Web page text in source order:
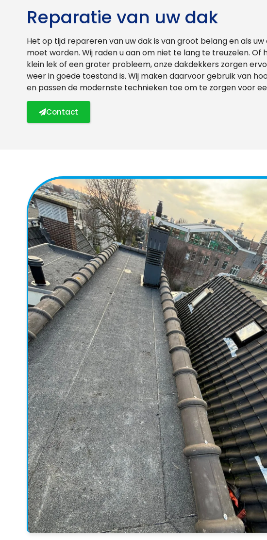
Reparatie van uw dak
Het op tijd repareren van uw dak is van groot belang en als
moet worden. Wij raden u aan om niet te lang te treuzelen. Of
klein lek of een groter probleem, onze dakdekkers zorgen
weer in goede toestand is. Wij maken daarvoor gebruik van
en passen de modernste technieken toe om te zorgen voor
Contact